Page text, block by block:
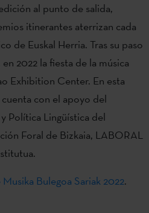
al punto de salida,
itinerantes aterrizan cada
de Euskal Herria. Tras su paso
2022 la fiesta de la música
Exhibition Center. En esta
con el apoyo del
Política Lingüística del
Foral de Bizkaia, LABORAL
Bulegoa Sariak 2022.